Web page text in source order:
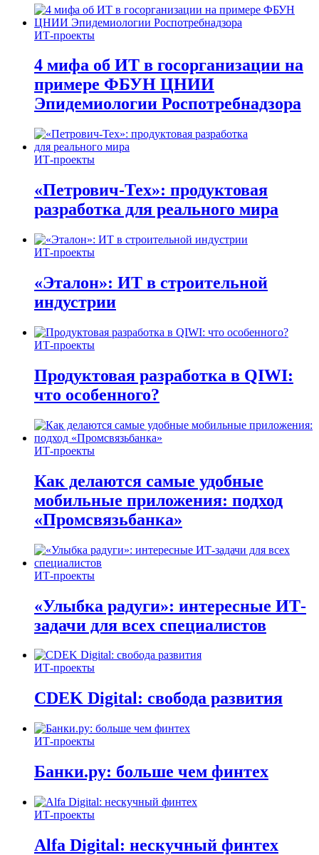
ИТ-проекты
4 мифа об ИТ в госорганизации на
примере ФБУН ЦНИИ
Эпидемиологии Роспотребнадзора
ИТ-проекты
«Петрович-Тех»: продуктовая
разработка для реального мира
ИТ-проекты
«Эталон»: ИТ в строительной
индустрии
ИТ-проекты
Продуктовая разработка в QIWI:
что особенного?
ИТ-проекты
Как делаются самые удобные
мобильные приложения: подход
«Промсвязьбанка»
ИТ-проекты
«Улыбка радуги»: интересные ИТ-
задачи для всех специалистов
ИТ-проекты
CDEK Digital: свобода развития
ИТ-проекты
Банки.ру: больше чем финтех
ИТ-проекты
Alfa Digital: нескучный финтех